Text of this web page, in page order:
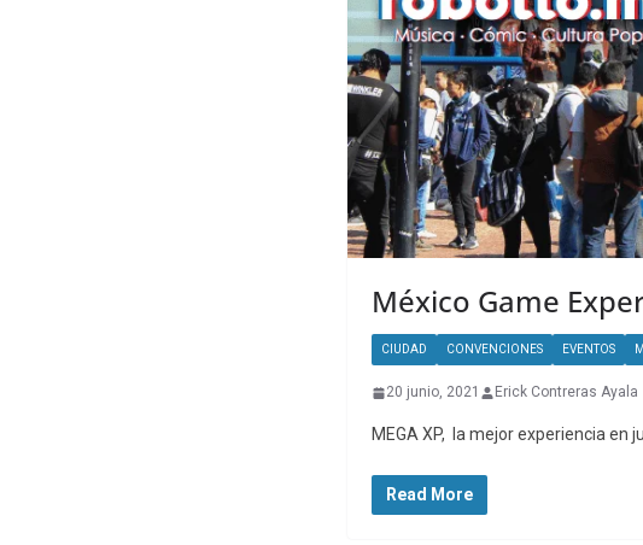
México Game
CIUDAD CONVENCIONES EVENTOS
20 junio, 2021 Erick Contreras Ayala
MEGA XP, la mejor experiencia en
Read More